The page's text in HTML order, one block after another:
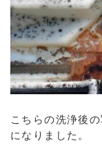
こちらの洗浄後
になりました。